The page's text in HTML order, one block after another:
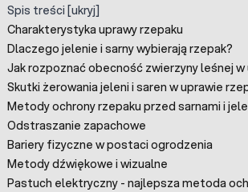
Spis treści [ukryj]
Charakterystyka uprawy rzepaku
Dlaczego jelenie i sarny wybierają rzepak?
Jak rozpoznać obecność zwierzyny leśnej w
Skutki żerowania jeleni i saren w uprawie
Metody ochrony rzepaku przed sarnami i
Odstraszanie zapachowe
Bariery fizyczne w postaci ogrodzenia
Metody dźwiękowe i wizualne
Pastuch elektryczny - najlepsza metoda